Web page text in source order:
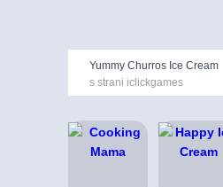
Yummy Churros Ice Cream
s strani iclickgames